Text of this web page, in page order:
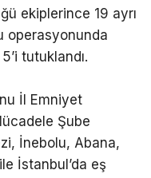
ekiplerince 19 ayrı
İl Emniyet
Şube
İnebolu, Abana,